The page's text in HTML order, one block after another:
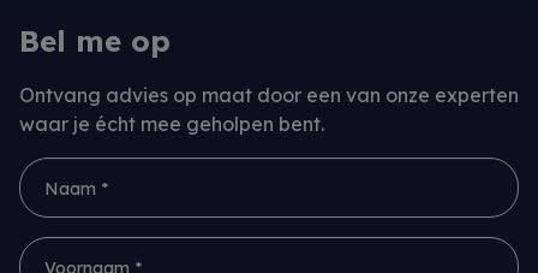
Bel me op
Ontvang advies op maat door een van onze experten
waar je écht mee geholpen bent.
Naam *
Voornaam *